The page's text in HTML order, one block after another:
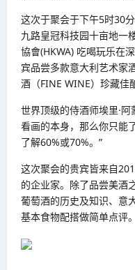
这次于聚会于下午5时30
九路皇冠科技园十亩地一
協會(HKWA) 吃喝玩乐在
宾品尝多款意大利艺术家
酒（FINE WINE）珍藏佳
世界顶级的侍酒师埃里·
看画的本身，那么你只能
了解60%或70%。”
这次聚会的贵宾皆来自
的企业家。除了品尝美酒
葡萄酒的历史及知识、意
基本食物配搭做简单点评。